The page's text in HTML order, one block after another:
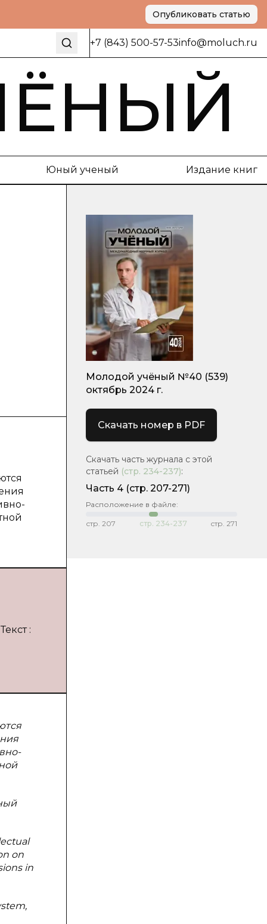
Опубликовать статью
+7 (843) 500-57-53info@moluch.ru
Юный ученый Издание книг
:
on
in
Молодой учёный №40 (539)
октябрь 2024 г.
Скачать номер в PDF
Скачать часть журнала с этой
статьей (стр. 234-237):
Часть 4 (стр. 207-271)
Расположение в файле:
стр. 207 стр. 234-237 стр. 271